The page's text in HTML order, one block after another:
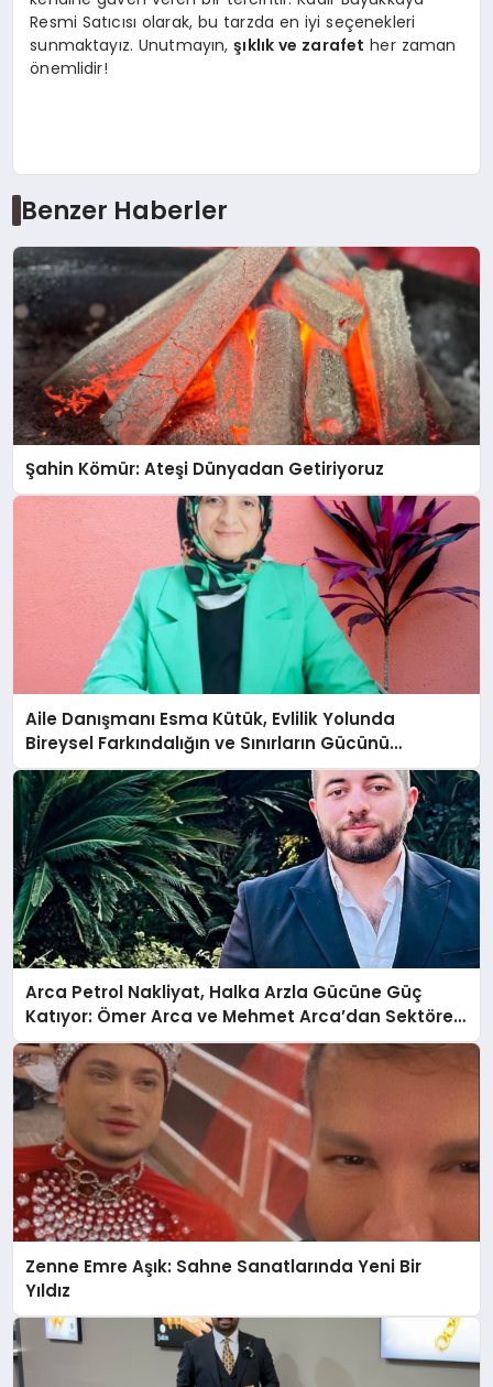
Resmi Satıcısı olarak, bu tarzda en iyi seçenekleri
sunmaktayız. Unutmayın,şıklık ve zarafet her zaman
önemlidir!
Benzer Haberler
Şahin Kömür: Ateşi Dünyadan Getiriyoruz
Aile Danışmanı Esma Kütük, Evlilik Yolunda
Bireysel Farkındalığın ve Sınırların Gücünü
Anlatıyor
Arca Petrol Nakliyat, Halka Arzla Gücüne Güç
Katıyor: Ömer Arca ve Mehmet Arca’dan Sektöre
Güçlü Yatırım
Zenne Emre Aşık: Sahne Sanatlarında Yeni Bir
Yıldız